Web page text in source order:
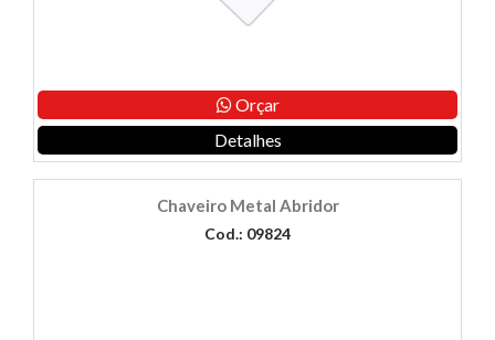
Orçar
Detalhes
Chaveiro Metal Abridor
Cod.: 09824